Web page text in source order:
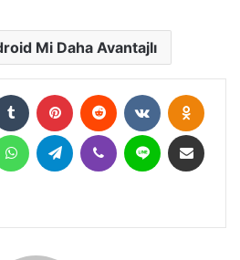
Mi Daha Avantajlı
Tumblr Pinterest Reddit VKontakte
WhatsAppTelegram Viber Line